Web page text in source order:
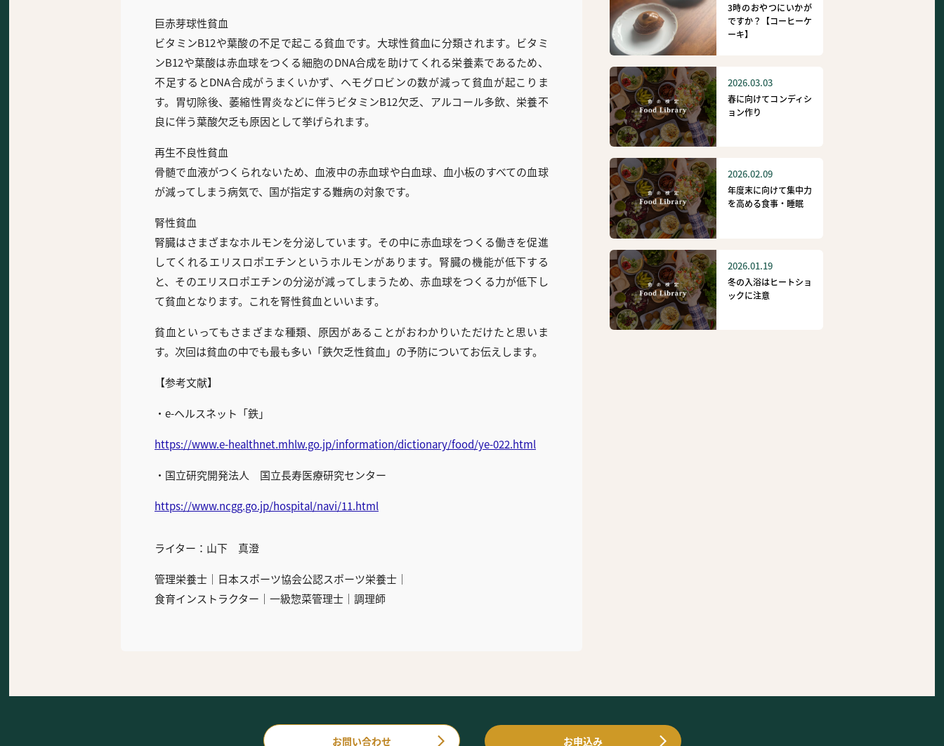
巨赤芽球性貧血
ビタミンB12や葉酸の不足で起こる貧血です。大球性貧血に分類されます。ビタミ
ンB12や葉酸は赤血球をつくる細胞のDNA合成を助けてくれる栄養素であるため、
不足するとDNA合成がうまくいかず、ヘモグロビンの数が減って貧血が起こりま
す。胃切除後、萎縮性胃炎などに伴うビタミンB12欠乏、アルコール多飲、栄養不
良に伴う葉酸欠乏も原因として挙げられます。
再生不良性貧血
骨髄で血液がつくられないため、血液中の赤血球や白血球、血小板のすべての血球
が減ってしまう病気で、国が指定する難病の対象です。
腎性貧血
腎臓はさまざまなホルモンを分泌しています。その中に赤血球をつくる働きを促進
してくれるエリスロポエチンというホルモンがあります。腎臓の機能が低下する
と、そのエリスロポエチンの分泌が減ってしまうため、赤血球をつくる力が低下し
て貧血となります。これを腎性貧血といいます。
貧血といってもさまざまな種類、原因があることがおわかりいただけたと思いま
す。次回は貧血の中でも最も多い「鉄欠乏性貧血」の予防についてお伝えします。
【参考文献】
・e-ヘルスネット「鉄」
https://www.e-healthnet.mhlw.go.jp/information/dictionary/food/ye-022.html
・国立研究開発法人 国立長寿医療研究センター
https://www.ncgg.go.jp/hospital/navi/11.html
ライター：山下 真澄
管理栄養士｜日本スポーツ協会公認スポーツ栄養士｜
食育インストラクター｜一級惣菜管理士｜調理師
3時のおやつにいかが
ですか？【コーヒーケ
ーキ】
2026.03.03
春に向けてコンディシ
ョン作り
2026.02.09
年度末に向けて集中力
を高める食事・睡眠
2026.01.19
冬の入浴はヒートショ
ックに注意
お問い合わせ お申込み